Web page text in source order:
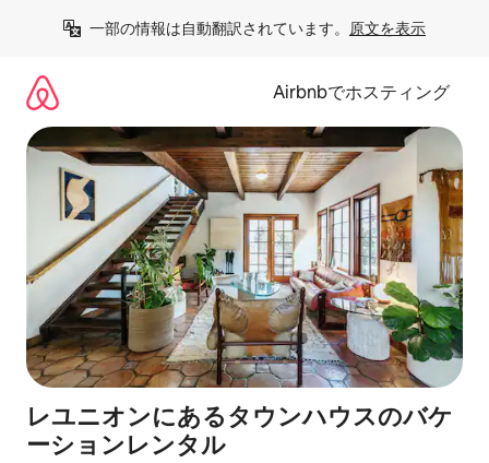
一部の情報は自動翻訳されています。 原文を表示
Airbnbでホスティング
レユニオンにあるタウンハウスのバケ
ーションレンタル